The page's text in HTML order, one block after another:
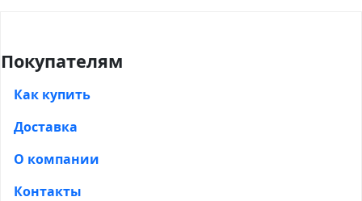
Покупателям
Как купить
Доставка
О компании
Контакты